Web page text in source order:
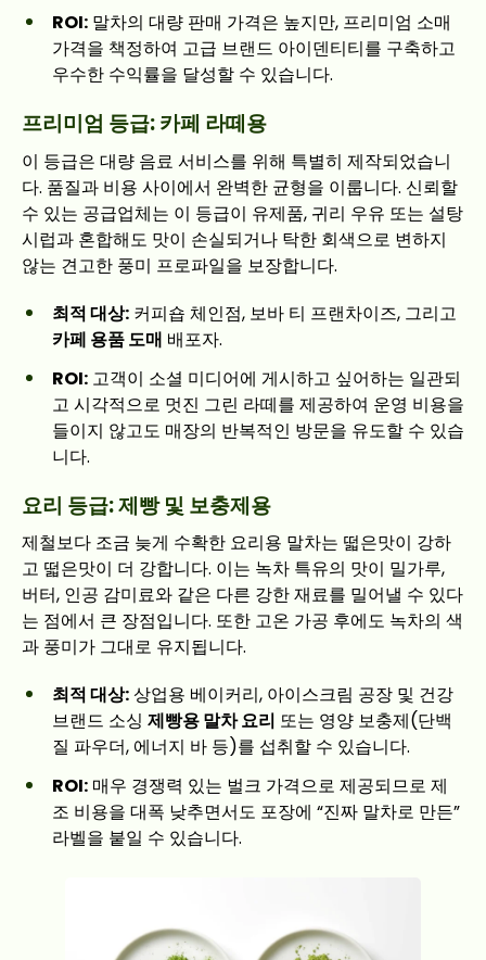
ROI: 말차의 대량 판매 가격은 높지만, 프리미엄 소매
가격을 책정하여 고급 브랜드 아이덴티티를 구축하고
우수한 수익률을 달성할 수 있습니다.
프리미엄 등급: 카페 라떼용
이 등급은 대량 음료 서비스를 위해 특별히 제작되었습니
다. 품질과 비용 사이에서 완벽한 균형을 이룹니다. 신뢰할
수 있는 공급업체는 이 등급이 유제품, 귀리 우유 또는 설탕
시럽과 혼합해도 맛이 손실되거나 탁한 회색으로 변하지
않는 견고한 풍미 프로파일을 보장합니다.
최적 대상: 커피숍 체인점, 보바 티 프랜차이즈, 그리고
카페 용품 도매 배포자.
ROI: 고객이 소셜 미디어에 게시하고 싶어하는 일관되
고 시각적으로 멋진 그린 라떼를 제공하여 운영 비용을
들이지 않고도 매장의 반복적인 방문을 유도할 수 있습
니다.
요리 등급: 제빵 및 보충제용
제철보다 조금 늦게 수확한 요리용 말차는 떫은맛이 강하
고 떫은맛이 더 강합니다. 이는 녹차 특유의 맛이 밀가루,
버터, 인공 감미료와 같은 다른 강한 재료를 밀어낼 수 있다
는 점에서 큰 장점입니다. 또한 고온 가공 후에도 녹차의 색
과 풍미가 그대로 유지됩니다.
최적 대상:상업용 베이커리, 아이스크림 공장 및 건강
브랜드 소싱 제빵용 말차 요리 또는 영양 보충제(단백
질 파우더, 에너지 바 등)를 섭취할 수 있습니다.
ROI: 매우 경쟁력 있는 벌크 가격으로 제공되므로 제
조 비용을 대폭 낮추면서도 포장에 “진짜 말차로 만든”
라벨을 붙일 수 있습니다.